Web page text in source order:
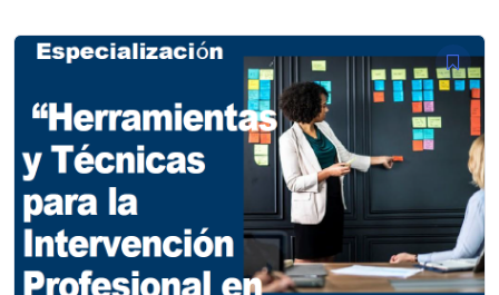
era:
es:
S/ 80.00.